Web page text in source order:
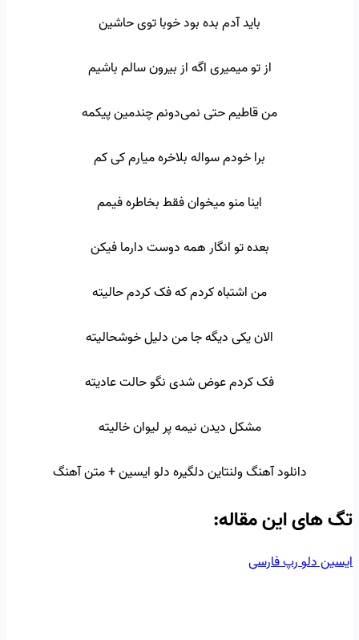
باید آدم بده بود خوبا توی حاشین
از تو میمیری اگه از بیرون سالم باشیم
من قاطیم حتی نمی‌دونم چندمین پیکمه
برا خودم سواله بلاخره میارم کی کم
اینا منو میخوان فقط بخاطره فیمم
بعده تو انگار همه دوست دارما فیکن
من اشتباه کردم که فک کردم حالیته
الان یکی دیگه جا من دلیل خوشحالیته
فک کردم عوض شدی نگو حالت عادیته
مشکل دیدن نیمه پر لیوان خالیته
دانلود آهنگ ولنتاین دلگیره دلو ایسین + متن آهنگ
تگ‌ های این مقاله:
ایسیندلورپ فارسی